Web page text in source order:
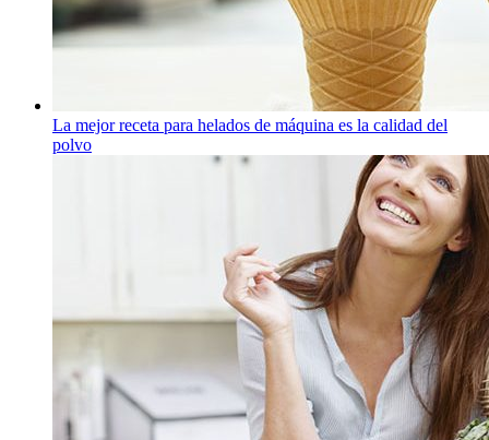
La mejor receta para helados de máquina es la calidad del
polvo